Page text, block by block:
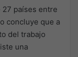
países entre
concluye que a
del trabajo
una